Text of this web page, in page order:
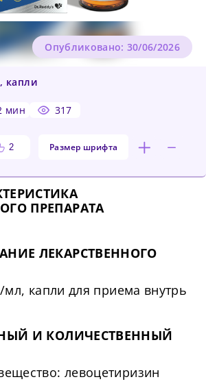
капли
мин 317
2 Размер шрифта
Опубликовано: 30/06/2026
ПРЕПАРАТА
ЛЕКАРСТВЕННОГО
капли для приема внутрь
И КОЛИЧЕСТВЕННЫЙ
левоцетиризин